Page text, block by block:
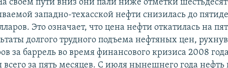
своем пути вниз они пали ниже отметки
западно-техасской нефти снизилась до
Это означает, что цена нефти откатилась на
долгого трудного подъема нефтяных цен,
за баррель во время финансового кризиса 2008
всего за пять месяцев. С июля нынешнего года нефть